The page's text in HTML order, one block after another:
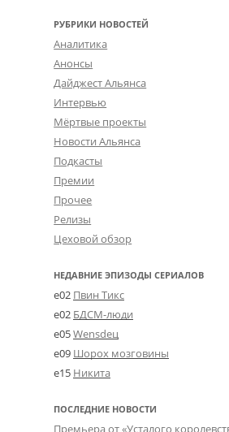
РУБРИКИ НОВОСТЕЙ
Аналитика
Анонсы
Дайджест Альянса
Интервью
Мёртвые проекты
Новости Альянса
Подкасты
Премии
Прочее
Релизы
Цеховой обзор
НЕДАВНИЕ ЭПИЗОДЫ СЕРИАЛОВ
e02 Пвин Тикс
e02 БДСМ-люди
e05Wensdeц
e09 Шорох мозговины
e15 Никита
ПОСЛЕДНИЕ НОВОСТИ